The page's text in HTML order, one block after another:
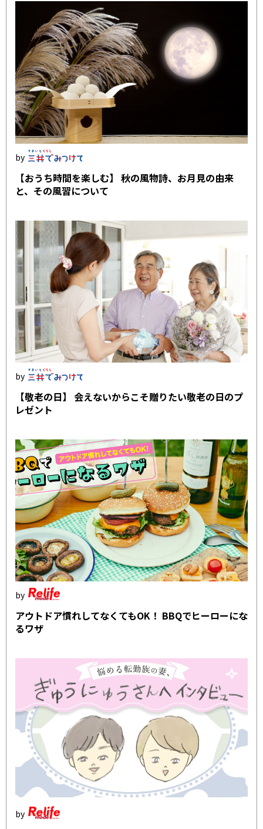
【おうち時間を楽しむ】 秋の風物詩、お月見の由来
と、その風習について
【敬老の日】 会えないからこそ贈りたい敬老の日のプ
レゼント
アウトドア慣れしてなくてもOK！ BBQでヒーローにな
るワザ